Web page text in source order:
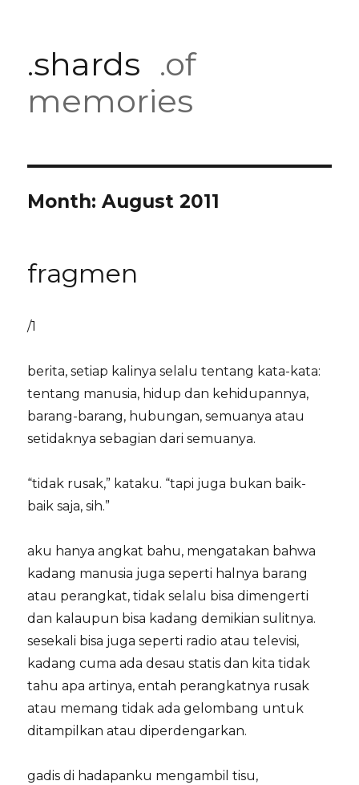
.shards .of
memories
Month:August 2011
fragmen
/1
berita, setiap kalinya selalu tentang kata-kata:
tentang manusia, hidup dan kehidupannya,
barang-barang, hubungan, semuanya atau
setidaknya sebagian dari semuanya.
“tidak rusak,” kataku. “tapi juga bukan baik-
baik saja, sih.”
aku hanya angkat bahu, mengatakan bahwa
kadang manusia juga seperti halnya barang
atau perangkat, tidak selalu bisa dimengerti
dan kalaupun bisa kadang demikian sulitnya.
sesekali bisa juga seperti radio atau televisi,
kadang cuma ada desau statis dan kita tidak
tahu apa artinya, entah perangkatnya rusak
atau memang tidak ada gelombang untuk
ditampilkan atau diperdengarkan.
gadis di hadapanku mengambil tisu,